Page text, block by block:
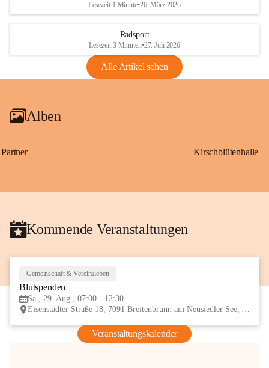
1 Seite•1,4 MB
VBl. EU Nr. 18_2026
Lesezeit 1 Minute•26. März 2026
Radsport
Lesezeit 3 Minuten•27. Juli 2026
Alle Artikel sehen
Alben
Partner Kirschblütenhalle
Kommende Veranstaltungen
Gemeinschaft & Vereinsleben
Blutspenden
Sa., 29. Aug., 07:00 - 12:30
Eisenstädter Straße 18, 7091 Breitenbrunn am Neusiedler See, AUT
Veranstaltungskalender